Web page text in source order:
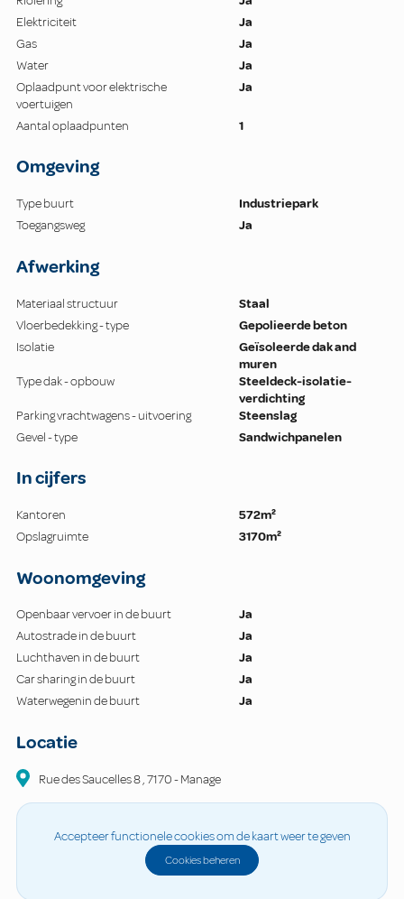
Elektriciteit
Ja
Gas
Ja
Water
Ja
Oplaadpunt voor elektrische
voertuigen
Ja
Aantal oplaadpunten 1
Omgeving
Type buurt
Industriepark
Toegangsweg
Ja
Afwerking
Materiaal structuur
Staal
Vloerbedekking - type
Gepolieerde beton
Isolatie
Geïsoleerde dak and
muren
Type dak - opbouw
Steeldeck-isolatie-
verdichting
Parking vrachtwagens - uitvoering
Steenslag
Gevel - type
Sandwichpanelen
In cijfers
Kantoren
572m²
Opslagruimte
3170m²
Woonomgeving
Openbaar vervoer in de buurt
Ja
Autostrade in de buurt
Ja
Luchthaven in de buurt
Ja
Car sharing in de buurt
Ja
Waterwegenin de buurt
Ja
Locatie
Rue des Saucelles8,7170-Manage
Accepteer functionele cookies om de kaart weer te geven
Cookies beheren